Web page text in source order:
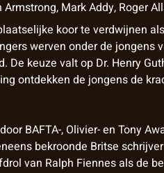
Armstrong, Mark Addy, Roger
koor te verdwijnen
werven onder de
keuze valt op Dr. Henry
ontdekken de jongens de
BAFTA-, Olivier- en Tony
bekroonde Britse
van Ralph Fiennes als de